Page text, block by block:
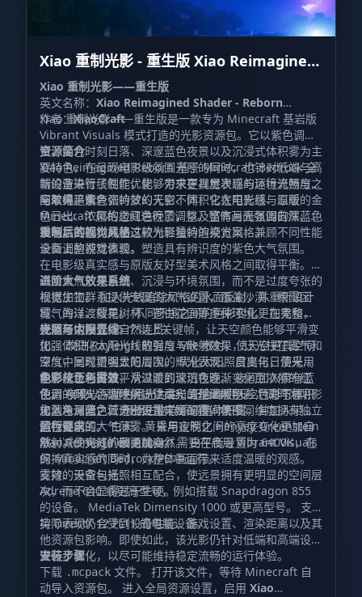
Xiao 重制光影 - 重生版 Xiao Reimagined
Shader - Reborn
Xiao 重制光影——重生版
英文名称： Xiao Reimagined Shader - Reborn
作者：XiaoCraft
Xiao 重制光影——重生版是一款专为 Minecraft 基岩版
Vibrant Visuals 模式打造的光影资源包。它以紫色调天
空、金色时刻日落、深邃蓝色夜景以及沉浸式体积雾为主
要特色，在呈现电影级氛围光照的同时，也针对低端与高
端设备进行了性能优化，力求在视觉表现与运行流畅度之
间取得平衡。
资源简介
Xiao Reimagined Reborn 基于 Minecraft Bedrock 全
新的渲染管线制作，能够带来更具层次感的环境光照与天
空效果。紫色调的梦幻天空、体积化太阳光线、温暖的金
色日出、浓郁的橙红色晚霞，以及富有月光氛围的深蓝色
夜晚，共同构成了这款光影独特的视觉风格。
与单纯追求夸张特效的光影不同，它在电影感与原版
Minecraft 风格之间进行了调整。整体画面强调自然、沉
浸与氛围感，并通过较为轻量的渲染方案，兼顾不同性能
设备上的游戏体验。
重制后的视觉风格
全面调整视觉表现，塑造具有辨识度的紫色大气氛围。
在电影级真实感与原版友好型美术风格之间取得平衡。
画面重点放在自然、沉浸与环境氛围，而不是过度夸张的
视觉加工。 加入光线追踪风格的水面反射，并重新设计
雾气的过渡效果。 不同环境之间的色彩变化更加柔和，
使场景切换显得自然连贯。
进阶大气效果系统
根据生物群系提供专属的大气设置，覆盖沙漠、积雪区
域、海洋、樱花树林、苍白花园等多种环境。 在完整昼
夜循环中设置 15 个以上关键帧，让天空颜色能够平滑变
化。 改进 Rayleigh 散射与 Mie 散射，使天空更具空间
深度，同时增强太阳周围的辉光表现。 日出与日落采用
电影化色彩过渡，从温暖的琥珀色逐渐变化至浓郁的红
色。 夜晚以深蓝色月光为主，配合鲜明天空色彩与体积
化蓝色月光，营造出更加丰富的夜间氛围。
光照与太阳光线
加强体积化太阳光线的强度与散射效果，让光柱在雾气和
空气中呈现更明显的层次。 优化太阳照度变化，使光线
能够从金色白昼平滑过渡到深沉夜晚。 夜间加入带有蓝
色调的月光，为环境提供柔和的基础照明。 针对下界、
末地与深暗之域分别设置光照配置，使不同维度拥有独立
的视觉氛围。 白天、黄昏与夜晚之间的亮度变化更加自
然，减少突兀的画面跳变。
色彩校正与雾效
使用 ACES 色调映射，让高光呈现温暖色彩，同时为阴影
加入冷调蓝色。 根据生物群系调整体积雾，并加入带有
蓝色倾向的大气薄雾。 采用定制化 Henyey-Greenstein
散射，使光线扩散更加自然。 白平衡设置为 6400K，在
保持真实感的同时，为整体画面带来适度温暖的观感。
雾效、天空与光照相互配合，使远景拥有更明显的空间层
次，而不会显得过于生硬。
运行要求
Xiao Reimagined Reborn 需要在启用 Vibrant Visuals
的 Minecraft Bedrock/PE 中运行。
支持的设备包括：
Adreno 640 或更高型号，例如搭载 Snapdragon 855
的设备。 MediaTek Dimensity 1000 或更高型号。 支
持 DirectX 12 FL11 的电脑设备。
实际表现仍会受到设备性能、游戏设置、渲染距离以及其
他资源包影响。即使如此，该光影仍针对低端和高端设备
进行了优化，以尽可能维持稳定流畅的运行体验。
安装步骤
下载 .mcpack 文件。 打开该文件，等待 Minecraft 自
动导入资源包。 进入全局资源设置，启用 Xiao